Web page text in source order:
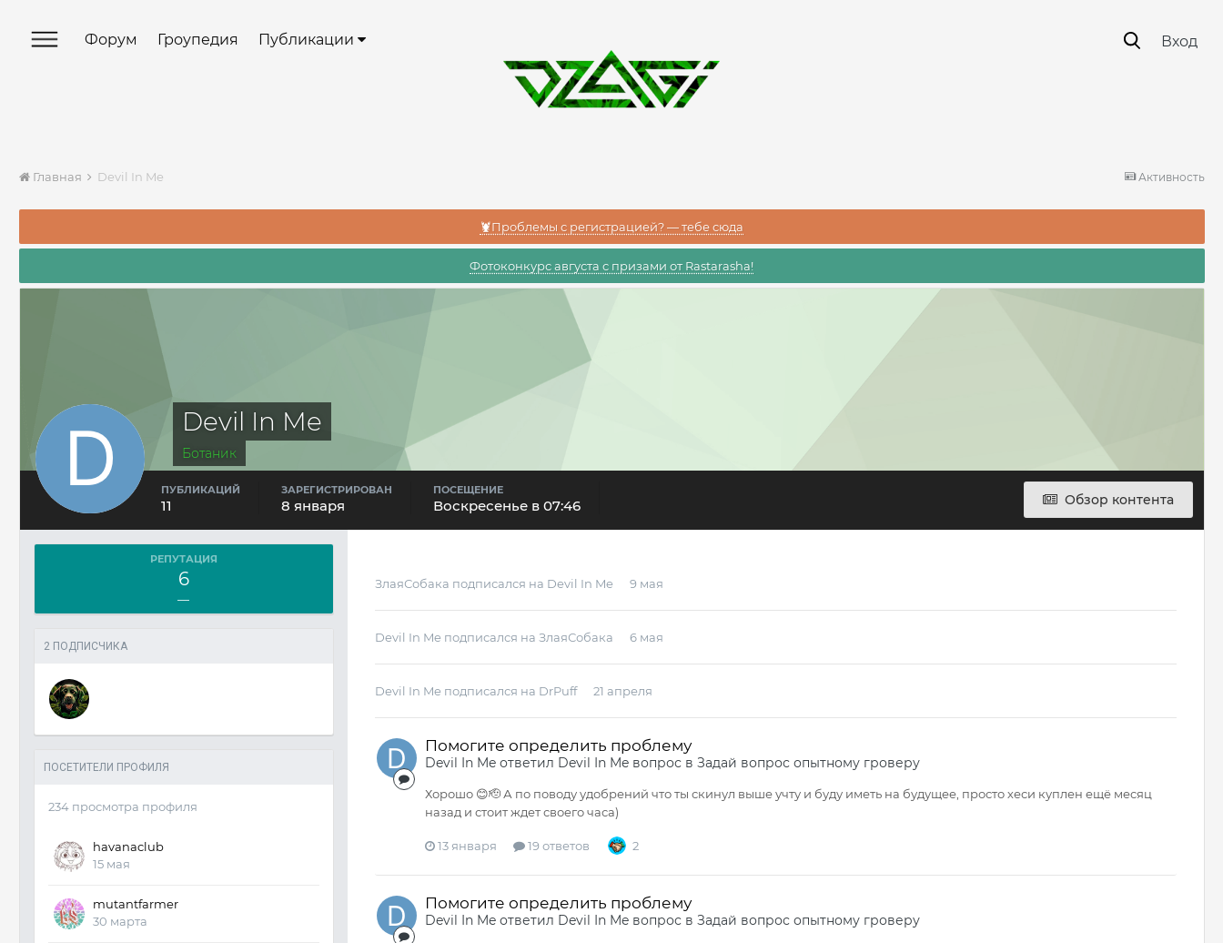
Форум Гроупедия Публикации Вход
Активность
Главная Devil In Me
🦞Проблемы с регистрацией? — тебе сюда
Фотоконкурс августа с призами от Rastarasha!
Devil In Me
Ботаник
Обзор контента
ПУБЛИКАЦИЙ
11
ЗАРЕГИСТРИРОВАН
8 января
ПОСЕЩЕНИЕ
Воскресенье в 07:46
РЕПУТАЦИЯ
6
—
2 ПОДПИСЧИКА
ПОСЕТИТЕЛИ ПРОФИЛЯ
234 просмотра профиля
havanaclub
15 мая
mutantfarmer
30 марта
ЗлаяСобака подписался на Devil In Me 9 мая
Devil In Me подписался на ЗлаяСобака 6 мая
Devil In Me подписался на DrPuff 21 апреля
Помогите определить проблему
Devil In Meответил Devil In Meвопрос в Задай вопрос опытному гроверу
Хорошо 😊🫡 А по поводу удобрений что ты скинул выше учту и буду иметь на будущее, просто хеси куплен ещё месяц
назад и стоит ждет своего часа)
13 января 19 ответов 2
Помогите определить проблему
Devil In Meответил Devil In Meвопрос в Задай вопрос опытному гроверу